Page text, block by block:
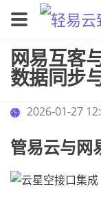
网易互客
数据同步
2026-01-27
管易云与网